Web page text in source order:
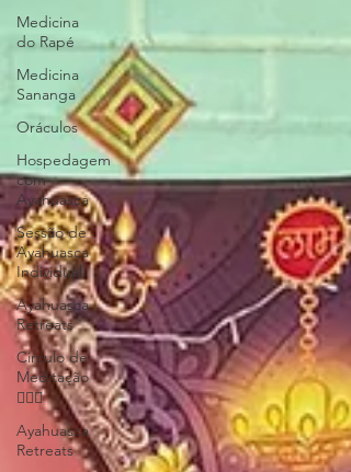
Medicina
do Rapé
Medicina
Sananga
Oráculos
Hospedagem
com
Ayahuasca
Sessão de
Ayahuasca
Individual
Ayahuasca
Retreats
Circulo de
Meditação
🧘🏻‍♂️
Ayahuasca
Retreats